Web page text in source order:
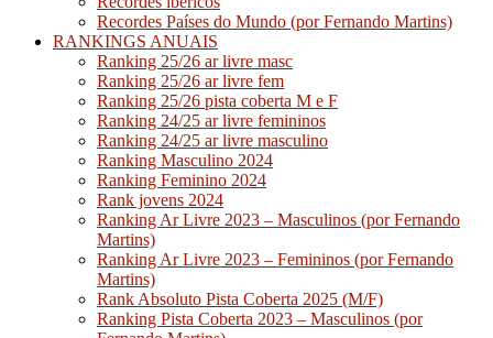
Recordes Países do Mundo (por Fernando Martins)
RANKINGS ANUAIS
Ranking 25/26 ar livre masc
Ranking 25/26 ar livre fem
Ranking 25/26 pista coberta M e F
Ranking 24/25 ar livre femininos
Ranking 24/25 ar livre masculino
Ranking Masculino 2024
Ranking Feminino 2024
Rank jovens 2024
Ranking Ar Livre 2023 – Masculinos (por Fernando
Martins)
Ranking Ar Livre 2023 – Femininos (por Fernando
Martins)
Rank Absoluto Pista Coberta 2025 (M/F)
Ranking Pista Coberta 2023 – Masculinos (por